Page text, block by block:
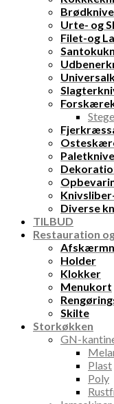
Brødknive
Urte- og
Filet-og
Paletknive
Diverse
TILBUD
Restauration
Holder
Klokker
Menukort
Skilte
Storkøkken
GN-
Plast
Poly